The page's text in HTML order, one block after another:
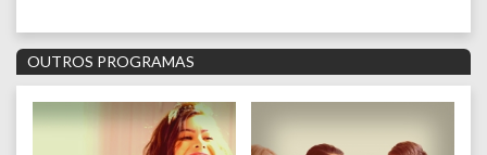
OUTROS PROGRAMAS